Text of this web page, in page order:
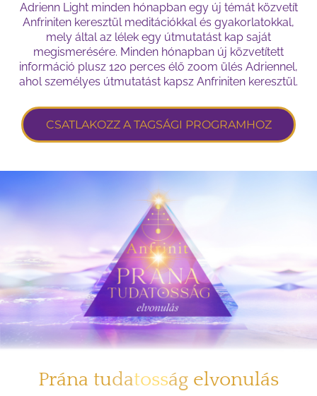
Adrienn Light minden hónapban egy új témát közvetít
Anfriniten keresztül meditációkkal és gyakorlatokkal,
mely által az lélek egy útmutatást kap saját
megismerésére. Minden hónapban új közvetített
információ plusz 120 perces élő zoom ülés Adriennel,
ahol személyes útmutatást kapsz Anfriniten keresztül.
CSATLAKOZZ A TAGSÁGI PROGRAMHOZ
Prána tudatosság elvonulás